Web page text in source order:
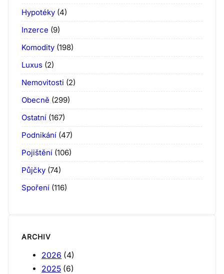
Hypotéky (4)
Inzerce (9)
Komodity (198)
Luxus (2)
Nemovitosti (2)
Obecně (299)
Ostatní (167)
Podnikání (47)
Pojištění (106)
Půjčky (74)
Spoření (116)
ARCHIV
2026 (4)
2025 (6)